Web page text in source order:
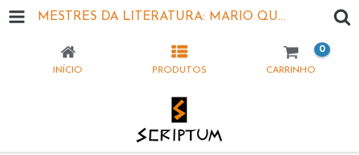
MESTRES DA LITERATURA: MARIO QUINTANA
INÍCIO PRODUTOS CARRINHO
0